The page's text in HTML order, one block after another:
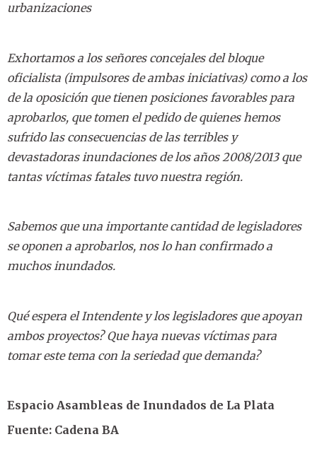
urbanizaciones
Exhortamos a los señores concejales del bloque
oficialista (impulsores de ambas iniciativas) como a los
de la oposición que tienen posiciones favorables para
aprobarlos, que tomen el pedido de quienes hemos
sufrido las consecuencias de las terribles y
devastadoras inundaciones de los años 2008/2013 que
tantas víctimas fatales tuvo nuestra región.
Sabemos que una importante cantidad de legisladores
se oponen a aprobarlos, nos lo han confirmado a
muchos inundados.
Qué espera el Intendente y los legisladores que apoyan
ambos proyectos? Que haya nuevas víctimas para
tomar este tema con la seriedad que demanda?
Espacio Asambleas de Inundados de La Plata
Fuente: Cadena BA